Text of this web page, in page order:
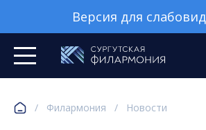
Версия для
/ Филармония / Новости